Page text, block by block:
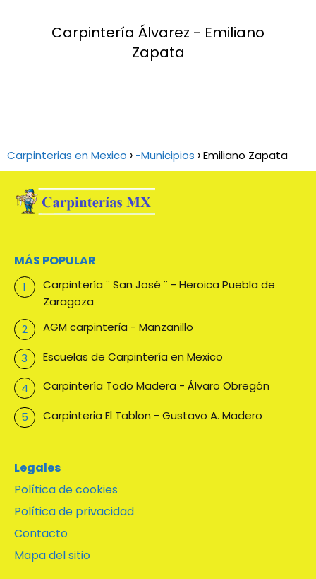
Carpintería Álvarez - Emiliano
Zapata
Carpinterias en Mexico -Municipios Emiliano Zapata
MÁS POPULAR
Carpintería ¨ San José ¨ - Heroica Puebla de
Zaragoza
AGM carpintería - Manzanillo
Escuelas de Carpintería en Mexico
Carpintería Todo Madera - Álvaro Obregón
Carpinteria El Tablon - Gustavo A. Madero
Legales
Política de cookies
Política de privacidad
Contacto
Mapa del sitio